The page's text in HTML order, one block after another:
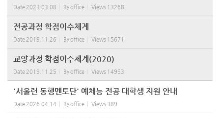
Date 2023.03.08 Byoffice Views 13268
전공과정 학점이수체계
Date 2019.11.26 Byoffice Views 15671
교양과정 학점이수체계(2020)
Date 2019.11.25 Byoffice Views 14953
'서울런 동행멘토단' 예체능 전공 대학생 지원 안내
Date 2026.04.14 Byoffice Views 389